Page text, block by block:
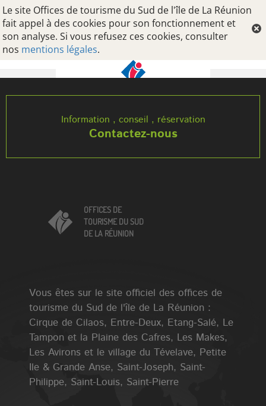
Le site Offices de tourisme du Sud de l'île de La Réunion
fait appel à des cookies pour son fonctionnement et
son analyse. Si vous refusez ces cookies, consulter
nos mentions légales.
Oops, an error occurred! Code: 20260809012237155124f7
Information , conseil , réservation
Contactez-nous
OFFICES DE
TOURISME DU SUD
DE LA RÉUNION
Vous êtes sur le site officiel des offices de
tourisme du Sud de l'île de La Réunion :
Cirque de Cilaos, Entre-Deux, Etang-Salé, Le
Tampon et la Plaine des Cafres, Les Makes,
Les Avirons et le village du Tévelave, Petite
Ile & Grande Anse, Saint-Joseph, Saint-
Philippe, Saint-Louis, Saint-Pierre